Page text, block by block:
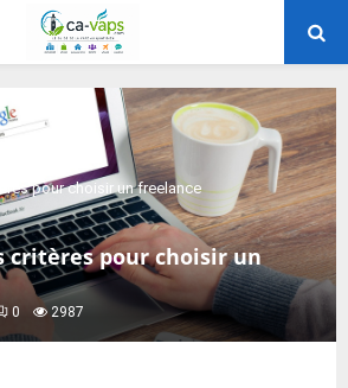
pour choisir un freelance
critères pour choisir un
0 2987